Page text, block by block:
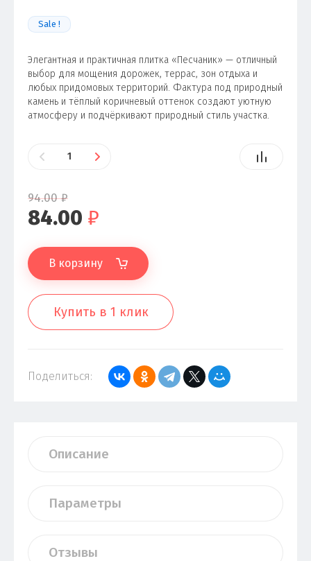
Sale !
Элегантная и практичная плитка «Песчаник» — отличный
выбор для мощения дорожек, террас, зон отдыха и
любых придомовых территорий. Фактура под природный
камень и тёплый коричневый оттенок создают уютную
атмосферу и подчёркивают природный стиль участка.
94.00 ₽
84.00 ₽
В корзину
Купить в 1 клик
Поделиться:
Описание
Параметры
Отзывы